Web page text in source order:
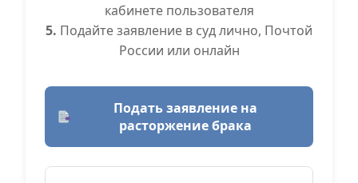
кабинете пользователя
5. Подайте заявление в суд лично, Почтой
России или онлайн
Подать заявление на
расторжение брака